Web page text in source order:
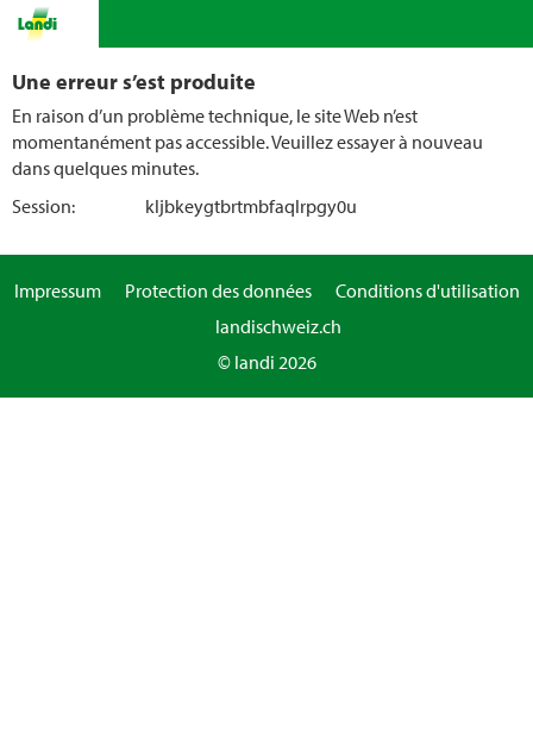
Une erreur s’est produite
En raison d’un problème technique, le site Web n’est
momentanément pas accessible. Veuillez essayer à nouveau
dans quelques minutes.
Session:
kljbkeygtbrtmbfaqlrpgy0u
Impressum Protection des données
Conditions d'utilisation
landischweiz.ch
© landi 2026